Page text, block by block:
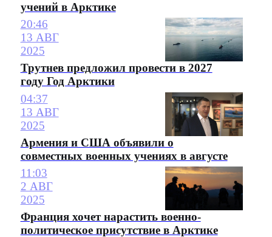
учений в Арктике
20:46
13 АВГ
2025
Трутнев предложил провести в 2027
году Год Арктики
04:37
13 АВГ
2025
Армения и США объявили о
совместных военных учениях в августе
11:03
2 АВГ
2025
Франция хочет нарастить военно-
политическое присутствие в Арктике